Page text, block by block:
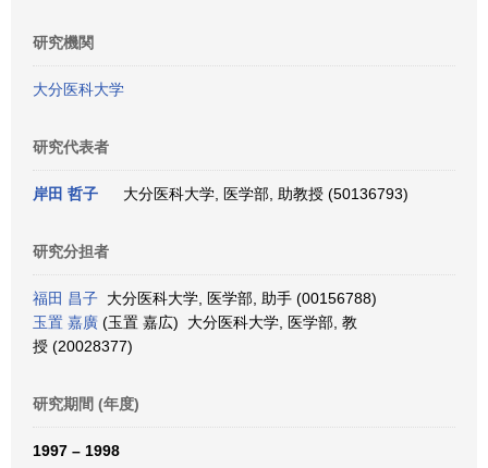
研究機関
大分医科大学
研究代表者
岸田 哲子 大分医科大学, 医学部, 助教授 (50136793)
研究分担者
福田 昌子 大分医科大学, 医学部, 助手 (00156788)
玉置 嘉廣 (玉置 嘉広) 大分医科大学, 医学部, 教
授 (20028377)
研究期間 (年度)
1997 – 1998